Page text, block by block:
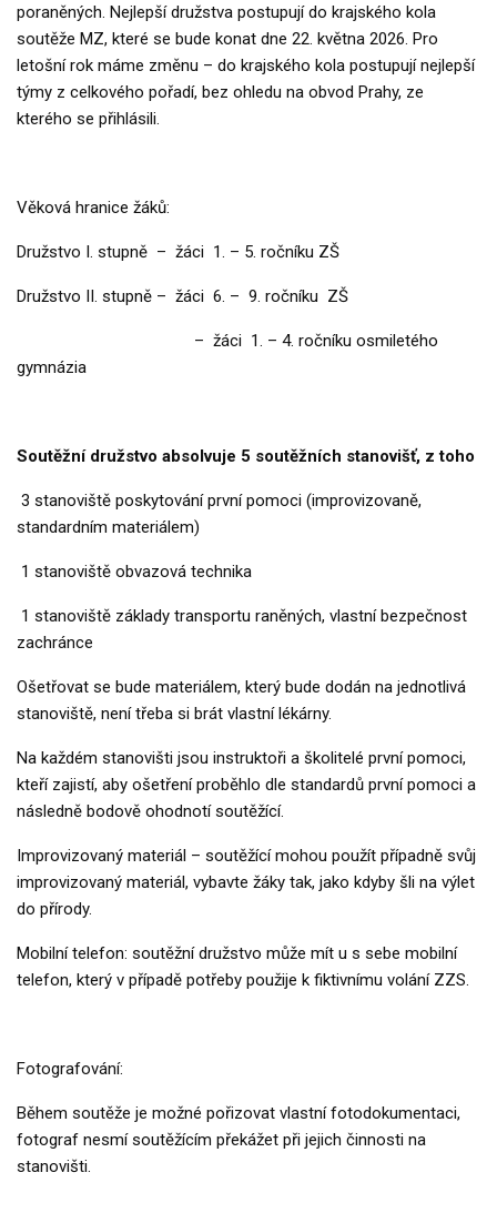
poraněných. Nejlepší družstva postupují do krajského kola
soutěže MZ, které se bude konat dne 22. května 2026. Pro
letošní rok máme změnu – do krajského kola postupují nejlepší
týmy z celkového pořadí, bez ohledu na obvod Prahy, ze
kterého se přihlásili.
Věková hranice žáků:
Družstvo I. stupně – žáci 1. – 5. ročníku ZŠ
Družstvo II. stupně – žáci 6. – 9. ročníku ZŠ
– žáci 1. – 4. ročníku osmiletého
gymnázia
Soutěžní družstvo absolvuje 5 soutěžních stanovišť, z toho
3 stanoviště poskytování první pomoci (improvizovaně,
standardním materiálem)
1 stanoviště obvazová technika
1 stanoviště základy transportu raněných, vlastní bezpečnost
zachránce
Ošetřovat se bude materiálem, který bude dodán na jednotlivá
stanoviště, není třeba si brát vlastní lékárny.
Na každém stanovišti jsou instruktoři a školitelé první pomoci,
kteří zajistí, aby ošetření proběhlo dle standardů první pomoci a
následně bodově ohodnotí soutěžící.
Improvizovaný materiál – soutěžící mohou použít případně svůj
improvizovaný materiál, vybavte žáky tak, jako kdyby šli na výlet
do přírody.
Mobilní telefon: soutěžní družstvo může mít u s sebe mobilní
telefon, který v případě potřeby použije k fiktivnímu volání ZZS.
Fotografování:
Během soutěže je možné pořizovat vlastní fotodokumentaci,
fotograf nesmí soutěžícím překážet při jejich činnosti na
stanovišti.